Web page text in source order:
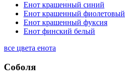
Енот крашенный синий
Енот крашенный фиолетовый
Енот крашенный фуксия
Енот финский белый
все цвета енота
Соболя